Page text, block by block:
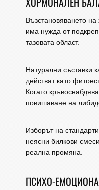
Възстановяването
има нужда от
тазовата област.
Натурални съставки
действат като
Когато
повишаване на
Изборът на
неясни билкови
реална промяна.
ПСИХО-